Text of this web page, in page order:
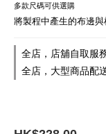
多款尺碼可供選購
將製程中產生的布邊與
全店，店舖自取服
全店，大型商品配